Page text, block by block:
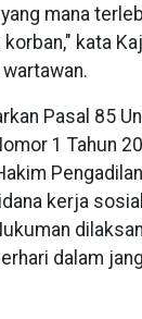
mana
kata
Pasal 85
1 Tahun
kerja
dalam